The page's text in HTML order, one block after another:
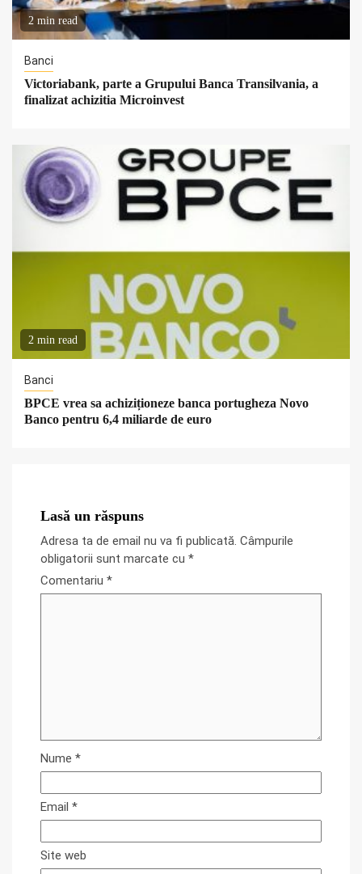
2 min read
Banci
Victoriabank, parte a Grupului Banca Transilvania, a
finalizat achizitia Microinvest
2 min read
Banci
BPCE vrea sa achiziționeze banca portugheza Novo
Banco pentru 6,4 miliarde de euro
Lasă un răspuns
Adresa ta de email nu va fi publicată. Câmpurile
obligatorii sunt marcate cu *
Comentariu *
Nume *
Email *
Site web